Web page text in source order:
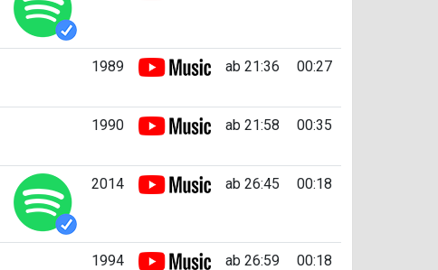
1989 ab 21:36 00:27
1990 ab 21:58 00:35
2014 ab 26:45 00:18
1994 ab 26:59 00:18